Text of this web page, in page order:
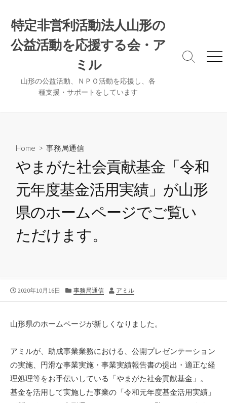
特定非営利活動法人山形の
公益活動を応援する会・ア
ミル
山形の公益活動、ＮＰＯ活動を応援し、各
種支援・サポートをしています
検
メ
Home > 事務局通信
やまがた社会貢献基金「令和
元年度基金活用実績」が山形
県のホームページでご覧い
ただけます。
公
2020年10月16日
カ
事務局通信
作
アミル
山形県のホームページが新しくなりました。
アミルが、助成事業業務における、公開プレゼンテーション
の実施、円滑な事業実施・事業実績報告書の提出・適正な経
理処理等をお手伝いしている「やまがた社会貢献基金」。
基金を活用して実施した事業の「令和元年度基金活用実績」